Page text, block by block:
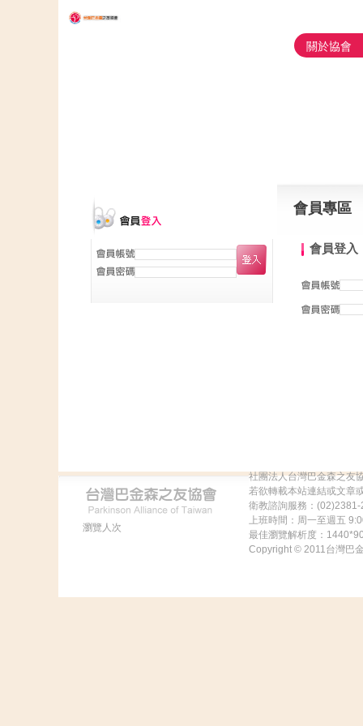
關於協會
會員專區
會員登入
瀏覽人次
社團法人台灣巴金森
若欲轉載本站連結或文章
衛教諮詢服務：
上班時間：周一至週五
最佳瀏覽解析度：
Copyright © 2011台灣巴